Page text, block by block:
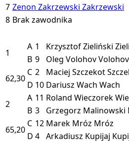
7 Zenon Zakrzewski Zakrzewski
8 Brak zawodnika
1
A 1 Krzysztof Zieliński
B 9 Oleg VolohovVolohov
62,30
C 2 Maciej Szczekot
D 10 Dariusz Wach Wach
2
A 11 Roland Wieczorek
B 3 Grzegorz Malinowski
65,20
C 12 Marek Mróz Mróz
D 4 Arkadiusz Kupijaj